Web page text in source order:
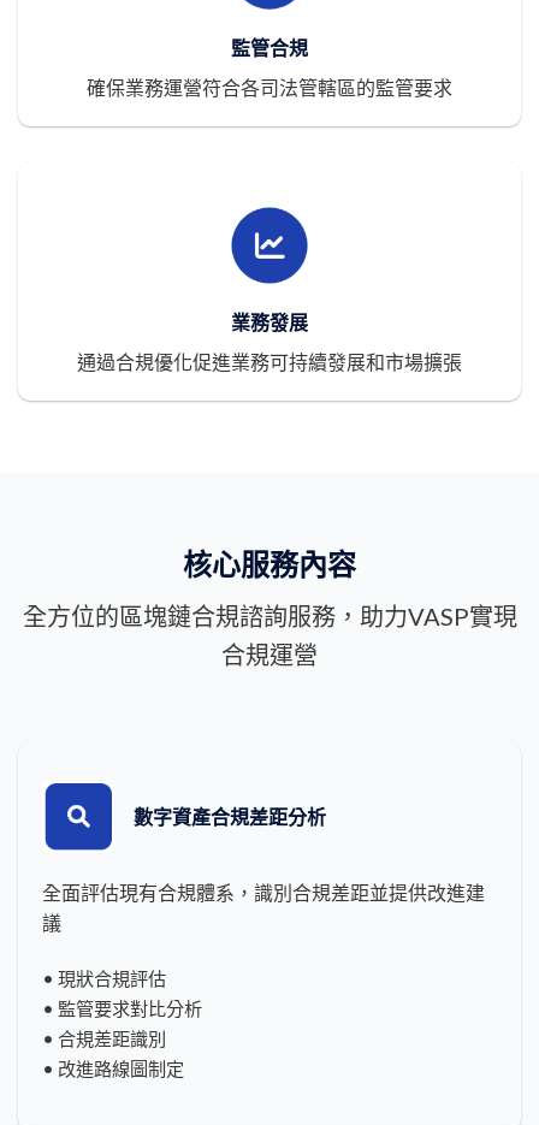
監管合規
確保業務運營符合各司法管轄區的監管要求
業務發展
通過合規優化促進業務可持續發展和市場擴張
核心服務內容
全方位的區塊鏈合規諮詢服務，助力VASP實現
合規運營
數字資產合規差距分析
全面評估現有合規體系，識別合規差距並提供改進建
議
• 現狀合規評估
• 監管要求對比分析
• 合規差距識別
• 改進路線圖制定